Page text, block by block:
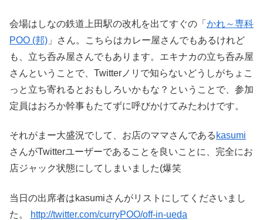
会場はしなの鉄道上田駅の改札を出てすぐの「 かれ～専科
POO (邦) 」さん。こちらはカレー屋さんでもあるけれど
も、立ち呑み屋さんでもあります。エキナカの立ち呑み屋
さんということで、Twitterノリで知らないどうしがちょこ
っと立ち寄れるとおもしろいかもな？ということで、参加
定員はおろか幹事もたてずに呼びかけてみたわけです。
それがまー大盛況でして、お店のママさんである kasumi
さんがTwitterユーザーであることを良いことに、完全にお
店ジャック状態にしてしまいました(爆笑
当日の出席者はkasumiさんがリストにしてくださいまし
た。
http://twitter.com/curryPOO/off-in-ueda